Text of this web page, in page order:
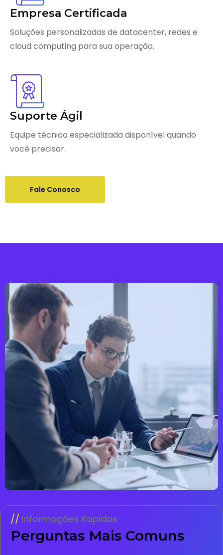
Empresa Certificada
Soluções personalizadas de datacenter, redes e
cloud computing para sua operação.
Suporte Ágil
Equipe técnica especializada disponível quando
você precisar.
Fale Conosco
Informações Rapidas
Perguntas Mais Comuns